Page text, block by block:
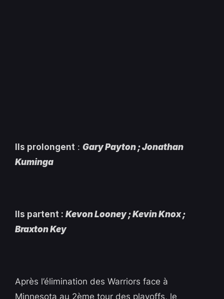
Ils prolongent :Gary Payton ; Jonathan
Kuminga
Ils partent :Kevon Looney ; Kevin Knox ;
Braxton Key
Après l’élimination des Warriors face à
Minnesota au 2ème tour des playoffs, le